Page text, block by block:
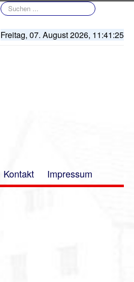
Suchen
...
Freitag, 07. August 2026, 11:41:25
Kontakt Impressum